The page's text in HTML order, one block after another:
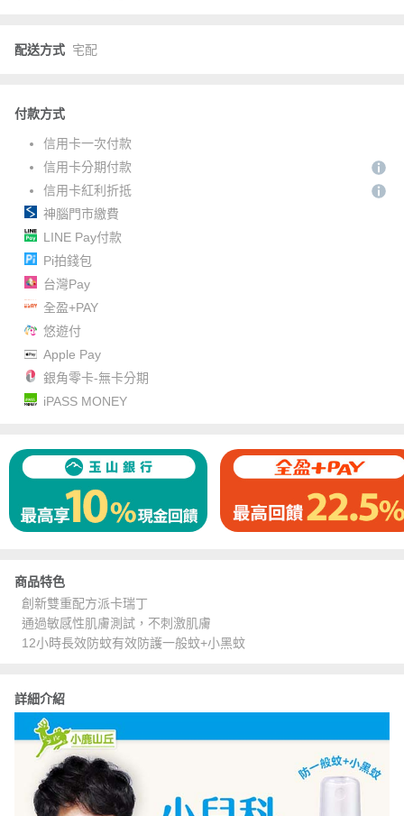
配送方式 宅配
付款方式
信用卡一次付款
信用卡分期付款
信用卡紅利折抵
神腦門市繳費
LINE Pay付款
Pi拍錢包
台灣Pay
全盈+PAY
悠遊付
Apple Pay
銀角零卡-無卡分期
iPASS MONEY
商品特色
創新雙重配方派卡瑞丁
通過敏感性肌膚測試，不刺激肌膚
12小時長效防蚊有效防護一般蚊+小黑蚊
詳細介紹